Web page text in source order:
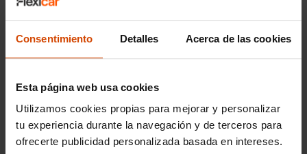
Consentimiento Detalles Acerca de las cookies
Esta página web usa cookies
Utilizamos cookies propias para mejorar y personalizar
tu experiencia durante la navegación y de terceros para
ofrecerte publicidad personalizada basada en intereses.